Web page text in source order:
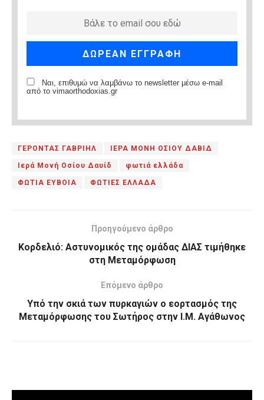
Ναι, επιθυμώ να λαμβάνω το newsletter μέσω e-mail
από το vimaorthodoxias.gr
ΓΕΡΟΝΤΑΣ ΓΑΒΡΙΗΛ ΙΕΡΑ ΜΟΝΗ ΟΣΙΟΥ ΔΑΒΙΔ
Ιερά Μονή Οσίου Δαυίδ φωτιά ελλάδα
ΦΩΤΙΑ ΕΥΒΟΙΑ ΦΩΤΙΕΣ ΕΛΛΑΔΑ
Προηγούμενο άρθρο
Κορδελιό: Αστυνομικός της ομάδας ΔΙΑΣ τιμήθηκε
στη Μεταμόρφωση
Επόμενο άρθρο
Υπό την σκιά των πυρκαγιών ο εορτασμός της
Μεταμόρφωσης του Σωτήρος στην Ι.Μ. Αγάθωνος